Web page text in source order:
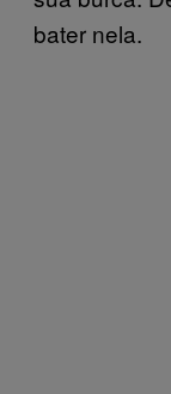
bater nela.